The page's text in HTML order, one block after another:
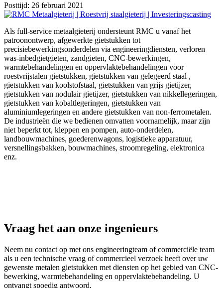
Posttijd: 26 februari 2021
Als full-service metaalgieterij ondersteunt RMC u vanaf het
patroonontwerp, afgewerkte gietstukken tot
precisiebewerkingsonderdelen via engineeringdiensten, verloren
was-inbedgietgieten, zandgieten, CNC-bewerkingen,
warmtebehandelingen en oppervlaktebehandelingen voor
roestvrijstalen gietstukken, gietstukken van gelegeerd staal ,
gietstukken van koolstofstaal, gietstukken van grijs gietijzer,
gietstukken van nodulair gietijzer, gietstukken van nikkellegeringen,
gietstukken van kobaltlegeringen, gietstukken van
aluminiumlegeringen en andere gietstukken van non-ferrometalen.
De industrieën die we bedienen omvatten voornamelijk, maar zijn
niet beperkt tot, kleppen en pompen, auto-onderdelen,
landbouwmachines, goederenwagons, logistieke apparatuur,
versnellingsbakken, bouwmachines, stroomregeling, elektronica
enz.
Vraag het aan onze ingenieurs
Neem nu contact op met ons engineeringteam of commerciële team
als u een technische vraag of commercieel verzoek heeft over uw
gewenste metalen gietstukken met diensten op het gebied van CNC-
bewerking, warmtebehandeling en oppervlaktebehandeling. U
ontvangt spoedig antwoord.